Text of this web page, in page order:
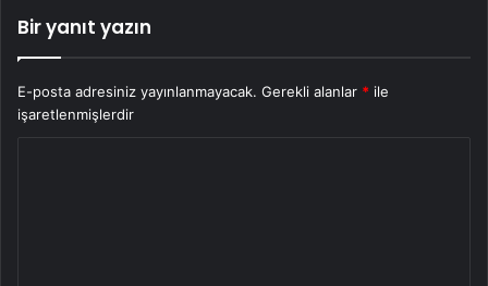
Bir yanıt yazın
E-posta adresiniz yayınlanmayacak. Gerekli alanlar * ile
işaretlenmişlerdir